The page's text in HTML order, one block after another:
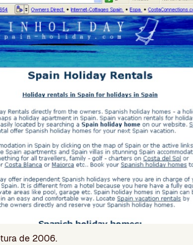
de 2006.